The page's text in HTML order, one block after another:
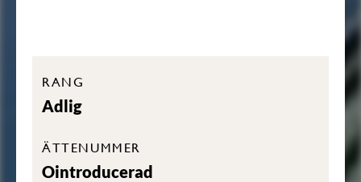
RANG
Adlig
ÄTTENUMMER
Ointroducerad